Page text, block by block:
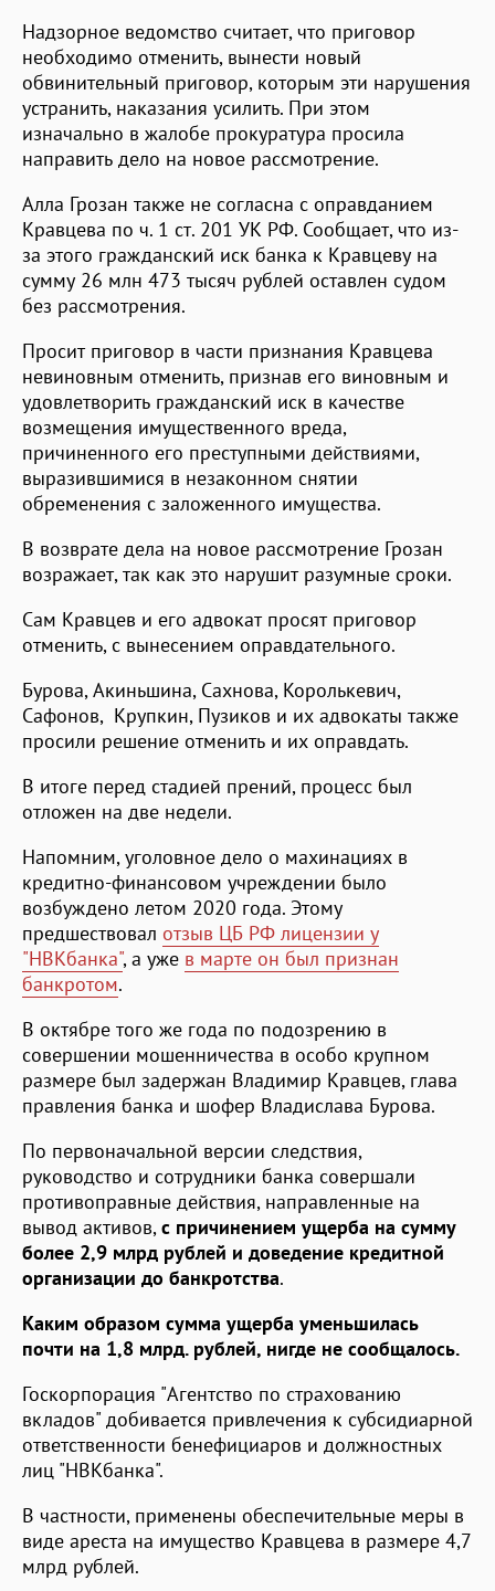
Надзорное ведомство считает, что приговор
необходимо отменить, вынести новый
обвинительный приговор, которым эти нарушения
устранить, наказания усилить. При этом
изначально в жалобе прокуратура просила
направить дело на новое рассмотрение.
Алла Грозан также не согласна с оправданием
Кравцева по ч. 1 ст. 201 УК РФ. Сообщает, что из-
за этого гражданский иск банка к Кравцеву на
сумму 26 млн 473 тысяч рублей оставлен судом
без рассмотрения.
Просит приговор в части признания Кравцева
невиновным отменить, признав его виновным и
удовлетворить гражданский иск в качестве
возмещения имущественного вреда,
причиненного его преступными действиями,
выразившимися в незаконном снятии
обременения с заложенного имущества.
В возврате дела на новое рассмотрение Грозан
возражает, так как это нарушит разумные сроки.
Сам Кравцев и его адвокат просят приговор
отменить, с вынесением оправдательного.
Бурова, Акиньшина, Сахнова, Королькевич,
Сафонов, Крупкин, Пузиков и их адвокаты также
просили решение отменить и их оправдать.
В итоге перед стадией прений, процесс был
отложен на две недели.
Напомним, уголовное дело о махинациях в
кредитно-финансовом учреждении было
возбуждено летом 2020 года. Этому
предшествовал отзыв ЦБ РФ лицензии у
"НВКбанка", а уже в марте он был признан
банкротом.
В октябре того же года по подозрению в
совершении мошенничества в особо крупном
размере был задержан Владимир Кравцев, глава
правления банка и шофер Владислава Бурова.
По первоначальной версии следствия,
руководство и сотрудники банка совершали
противоправные действия, направленные на
вывод активов, с причинением ущерба на сумму
более 2,9 млрд рублей и доведение кредитной
организации до банкротства.
Каким образом сумма ущерба уменьшилась
почти на 1,8 млрд. рублей, нигде не сообщалось.
Госкорпорация "Агентство по страхованию
вкладов" добивается привлечения к субсидиарной
ответственности бенефициаров и должностных
лиц "НВКбанка".
В частности, применены обеспечительные меры в
виде ареста на имущество Кравцева в размере 4,7
млрд рублей.